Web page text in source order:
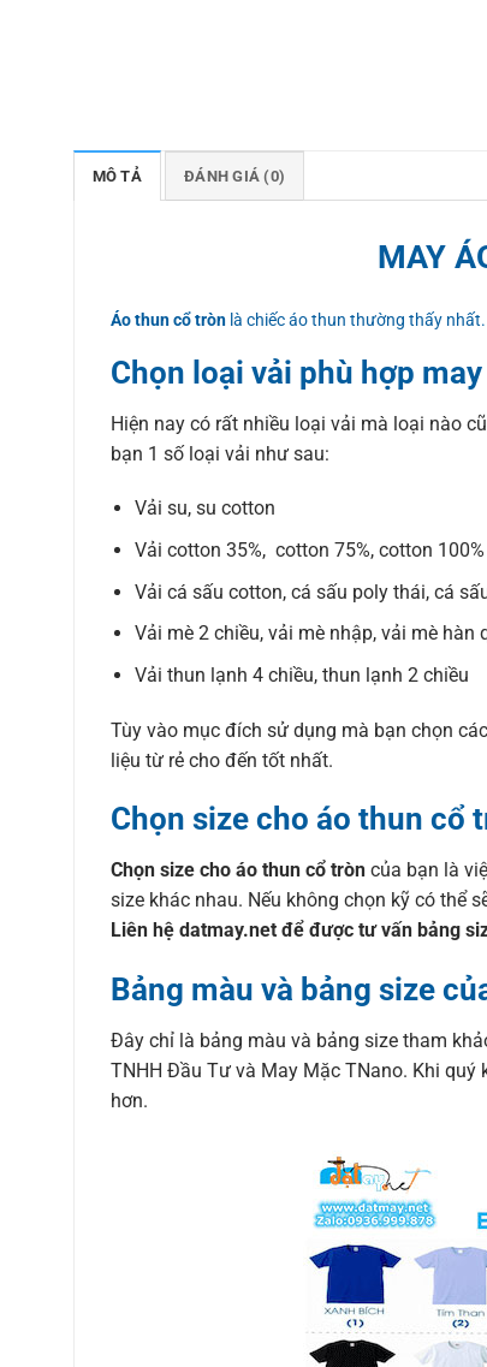
MÔ TẢ ĐÁNH GIÁ (0)
MAY
Áo thun cổ trònlà chiếc áo thun thường thấy
Chọn loại vải phù hợp
Hiện nay có rất nhiều loại vải mà loại nào
bạn 1 số loại vải như sau:
Vải su, su cotton
Vải cotton 35%, cotton 75%, cotton 100%
Vải cá sấu cotton, cá sấu poly thái, cá
Vải mè 2 chiều, vải mè nhập, vải mè hàn
Vải thun lạnh 4 chiều, thun lạnh 2 chiều
Tùy vào mục đích sử dụng mà bạn chọn
liệu từ rẻ cho đến tốt nhất.
Chọn size cho áo thun cổ
Chọn size cho áo thun cổ tròn của bạn là
size khác nhau. Nếu không chọn kỹ có thể
Liên hệ datmay.net để được tư vấn bảng
Bảng màu và bảng size
Đây chỉ là bảng màu và bảng size tham
TNHH Đầu Tư và May Mặc TNano. Khi
hơn.